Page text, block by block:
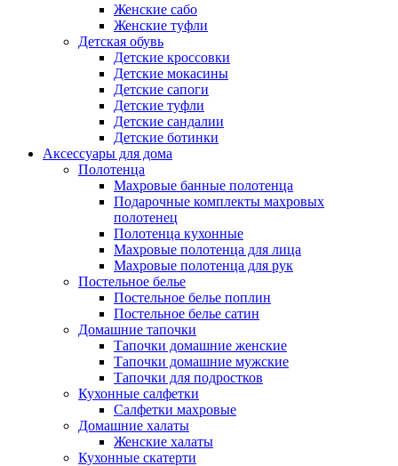
Женские сабо
Женские туфли
Детская обувь
Детские кроссовки
Детские мокасины
Детские сапоги
Детские туфли
Детские сандалии
Детские ботинки
Аксессуары для дома
Полотенца
Махровые банные полотенца
Подарочные комплекты махровых
полотенец
Полотенца кухонные
Махровые полотенца для лица
Махровые полотенца для рук
Постельное белье
Постельное белье поплин
Постельное белье сатин
Домашние тапочки
Тапочки домашние женские
Тапочки домашние мужские
Тапочки для подростков
Кухонные салфетки
Салфетки махровые
Домашние халаты
Женские халаты
Кухонные скатерти